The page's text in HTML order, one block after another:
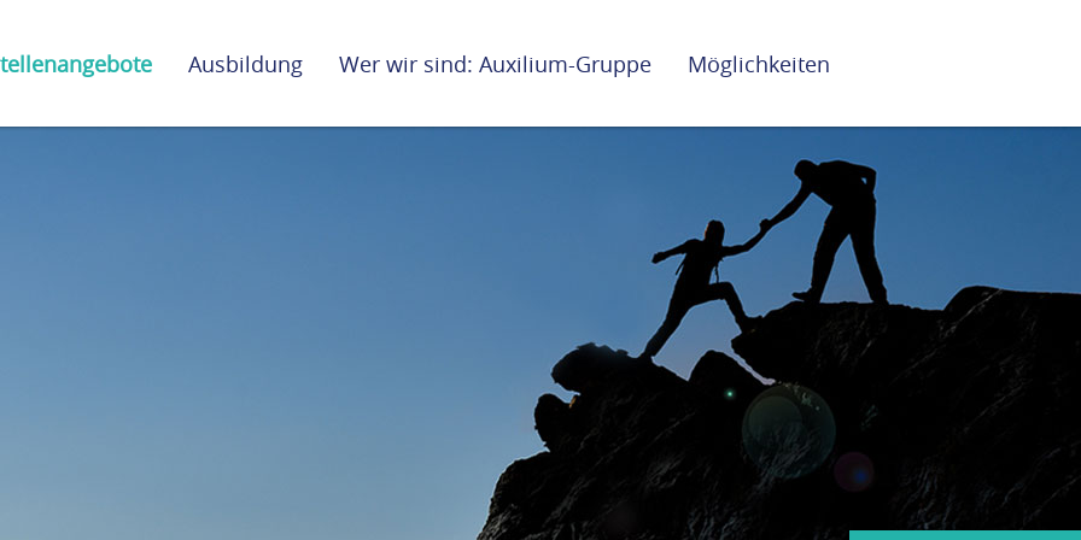
Ausbildung Wer wir sind: Auxilium-Gruppe Möglichkeiten